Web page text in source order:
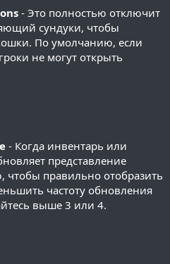
- Это полностью отключит
сундуки, чтобы
По умолчанию, если
не могут открыть
- Когда инвентарь или
представление
правильно отобразить
частоту обновления
выше 3 или 4.